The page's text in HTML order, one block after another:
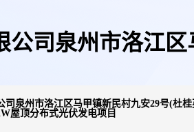
公司泉州市洛江
司泉州市洛江区马甲镇新民村九安29号(杜
屋顶分布式光伏发电项目